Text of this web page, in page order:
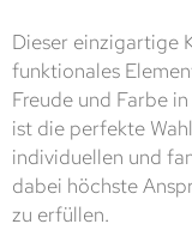
Dieser einzigartige
funktionales
Freude und Farbe
ist die perfekte
individuellen und
dabei höchste
zu erfüllen.